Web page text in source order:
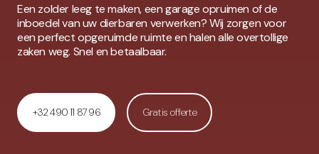
Een zolder leeg te maken, een garage opruimen of de
inboedel van uw dierbaren verwerken? Wij zorgen voor
een perfect opgeruimde ruimte en halen alle overtollige
zaken weg. Snel en betaalbaar.
+32 490 11 87 96 Gratis offerte